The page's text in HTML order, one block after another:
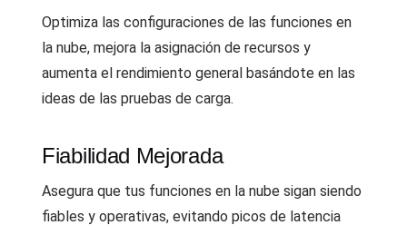
Optimiza las configuraciones de las funciones en
la nube, mejora la asignación de recursos y
aumenta el rendimiento general basándote en las
ideas de las pruebas de carga.
Fiabilidad Mejorada
Asegura que tus funciones en la nube sigan siendo
fiables y operativas, evitando picos de latencia